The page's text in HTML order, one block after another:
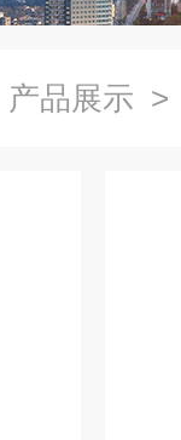
产品展示